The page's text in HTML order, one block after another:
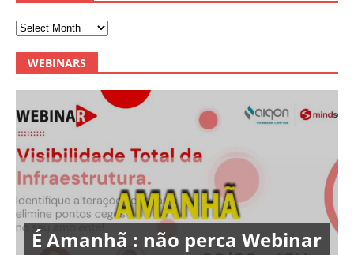
WEBINARS
É Amanhã : não perca Webinar